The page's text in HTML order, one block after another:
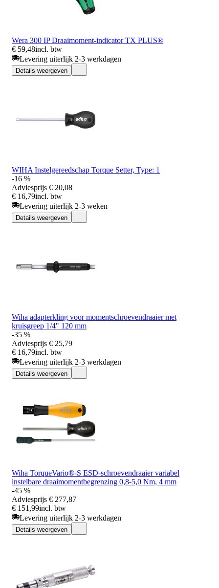
Wera 300 IP Draaimoment-indicator TX PLUS®
€ 59,48incl. btw
Levering uiterlijk 2-3 werkdagen
Details weergeven
WIHA Instelgereedschap Torque Setter, Type: 1
-16 %
Adviesprijs € 20,08
€ 16,79incl. btw
Levering uiterlijk 2-3 weken
Details weergeven
Wiha adapterkling voor momentschroevendraaier met
kruisgreep 1/4" 120 mm
-35 %
Adviesprijs € 25,79
€ 16,79incl. btw
Levering uiterlijk 2-3 werkdagen
Details weergeven
Wiha TorqueVario®-S ESD-schroevendraaier variabel
instelbare draaimomentbegrenzing 0,8-5,0 Nm, 4 mm
-45 %
Adviesprijs € 277,87
€ 151,99incl. btw
Levering uiterlijk 2-3 werkdagen
Details weergeven